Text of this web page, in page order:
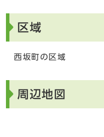
区域
西坂町の区域
周辺地図